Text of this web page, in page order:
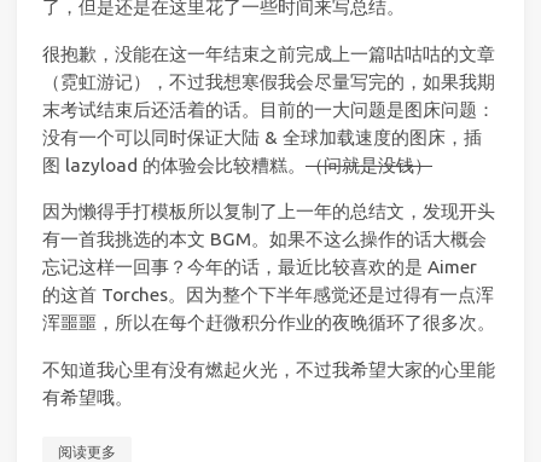
了，但是还是在这里花了一些时间来写总结。
很抱歉，没能在这一年结束之前完成上一篇咕咕咕的文章
（霓虹游记），不过我想寒假我会尽量写完的，如果我期
末考试结束后还活着的话。目前的一大问题是图床问题：
没有一个可以同时保证大陆 & 全球加载速度的图床，插
图 lazyload 的体验会比较糟糕。 （问就是没钱）
因为懒得手打模板所以复制了上一年的总结文，发现开头
有一首我挑选的本文 BGM。如果不这么操作的话大概会
忘记这样一回事？今年的话，最近比较喜欢的是 Aimer
的这首 Torches。因为整个下半年感觉还是过得有一点浑
浑噩噩，所以在每个赶微积分作业的夜晚循环了很多次。
不知道我心里有没有燃起火光，不过我希望大家的心里能
有希望哦。
阅读更多